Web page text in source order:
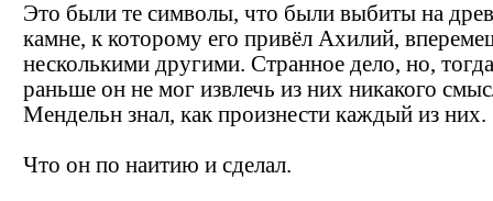
Это были те символы, что были выбиты на
камне, к которому его привёл Ахилий,
несколькими другими. Странное дело, но,
раньше он не мог извлечь из них никакого
Мендельн знал, как произнести каждый из них.
Что он по наитию и сделал.